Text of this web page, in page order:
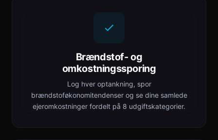
Brændstof- og
omkostningssporing
Log hver optankning, spor
brændstoføkonomitendenser og se dine samlede
ejeromkostninger fordelt på 8 udgiftskategorier.